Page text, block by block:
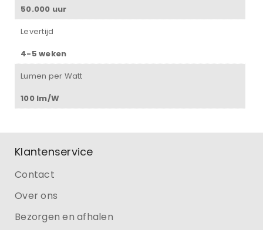
50.000 uur
Levertijd
4-5 weken
Lumen per Watt
100 lm/W
Klantenservice
Contact
Over ons
Bezorgen en afhalen